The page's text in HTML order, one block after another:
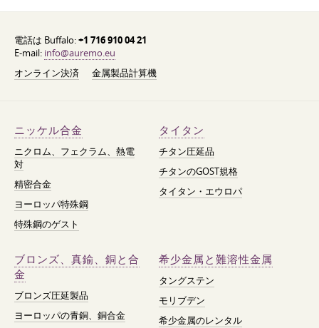
電話は Buffalo:+1 716 910 04 21
E-mail: info@auremo.eu
オンライン決済
金属製品計算機
ニッケル合金
ニクロム、フェクラム、熱電
対
精密合金
ヨーロッパ特殊鋼
特殊鋼のゲスト
タイタン
チタン圧延品
チタンのGOST規格
タイタン・エウロパ
ブロンズ、真鍮、銅と合
金
ブロンズ圧延製品
ヨーロッパの青銅、銅合金
希少金属と難溶性金属
タングステン
モリブデン
希少金属のレンタル